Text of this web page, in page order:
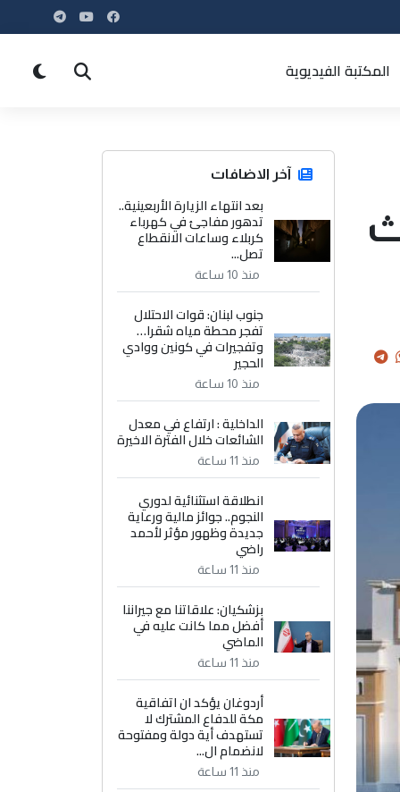
المكتبة الفيديوية
آخر الاضافات
بعد انتهاء الزيارة الأربعينية..
تدهور مفاجئ في كهرباء
كربلاء وساعات الانقطاع
تصل...
منذ 10 ساعة
جنوب لبنان: قوات الاحتلال
تفجر محطة مياه شقرا…
وتفجيرات في كونين ووادي
الحجير
منذ 10 ساعة
الداخلية : ارتفاع في معدل
الشائعات خلال الفترة الاخيرة
منذ 11 ساعة
انطلاقة استثنائية لدوري
النجوم.. جوائز مالية ورعاية
جديدة وظهور مؤثر لأحمد
راضي
منذ 11 ساعة
بزشكيان: علاقاتنا مع جيراننا
أفضل مما كانت عليه في
الماضي
منذ 11 ساعة
أردوغان يؤكد ان اتفاقية
مكة للدفاع المشترك لا
تستهدف أية دولة ومفتوحة
لانضمام ال...
منذ 11 ساعة